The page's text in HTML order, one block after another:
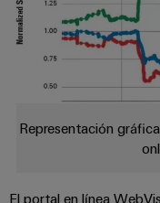
edificios
Soluciones
para
las
de
Fabricante
Bornes
software
de
VISTA
Ferias
Locales
Experiencia
Digital
Representación
El portal en línea